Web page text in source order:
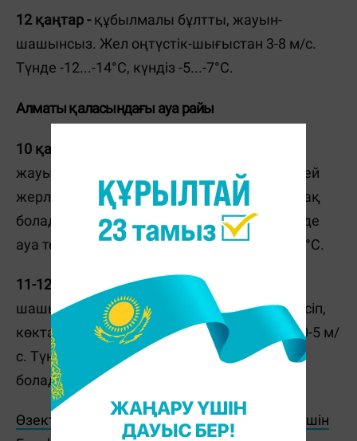
12 қаңтар -құбылмалы бұлтты, жауын-
шашынсыз. Жел оңтүстік-шығыстан 3-8 м/с.
Түнде -12...-14°C, күндіз -5...-7°C.
Алматы қаласындағы ауа райы
10 қаңтар -
жауын-шашынсыз. Түнде және таңертең кей
жерлерде тұман түседі, жолдарда көктайғақ
болады. Желдің жылдамдығы 0-5 м/с. Түнде
ауа температурасы -10...-12°C, күндіз -0...-2°C.
11-12 қаңтар -құбылмалы бұлтты, жауын-
шашынсыз. Түнде және таңертең тұман түсіп,
көктайғақ күтіледі. Желдің жылдамдығы 0-5 м/
с. Түнде -8...-10°C, күндіз +0...+2°C жылы
болады.
Өзекті жаңалықтарды өз уақытында оқу үшін